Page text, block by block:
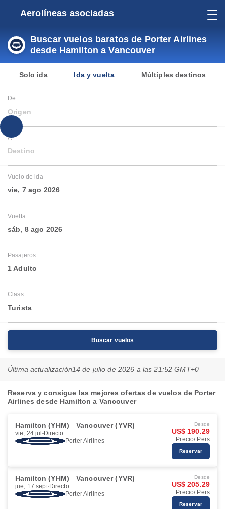
Aerolíneas asociadas
Buscar vuelos baratos de Porter Airlines
desde Hamilton a Vancouver
Solo ida Ida y vuelta Múltiples destinos
De
Origen
A
Destino
Vuelo de ida
vie, 7 ago 2026
Vuelta
sáb, 8 ago 2026
Pasajeros
1 Adulto
Class
Turista
Buscar vuelos
Última actualización14 de julio de 2026 a las 21:52 GMT+0
Reserva y consigue las mejores ofertas de vuelos de Porter
Airlines desde Hamilton a Vancouver
Hamilton (YHM) Vancouver (YVR)
vie, 24 jul Directo
Porter Airlines
Desde
US$ 190.29
Precio/ Pers
Reservar
Hamilton (YHM) Vancouver (YVR)
jue, 17 sept Directo
Porter Airlines
Desde
US$ 205.29
Precio/ Pers
Reservar